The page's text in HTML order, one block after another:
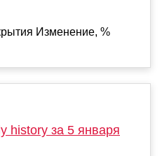
Изменение, %
history за 5 января